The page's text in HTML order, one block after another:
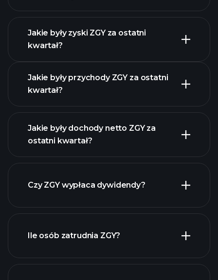
Jakie były zyski ZGY za ostatni
kwartał?
zysków ZGY
Jakie były przychody ZGY za ostatni
kwartał?
Jakie były dochody netto ZGY za
ostatni kwartał?
raporty finansowe
Czy ZGY wypłaca dywidendy?
akcji o wysokiej
Ile osób zatrudnia ZGY?